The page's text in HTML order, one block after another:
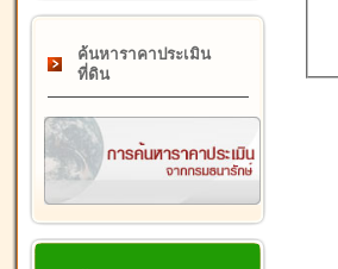
ค้นหาราคาประเมิน
ที่ดิน